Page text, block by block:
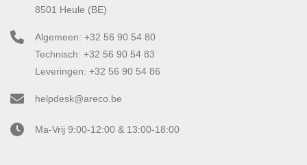
8501 Heule (BE)
Algemeen: +32 56 90 54 80
Technisch: +32 56 90 54 83
Leveringen: +32 56 90 54 86
helpdesk@areco.be
Ma-Vrij 9:00-12:00 & 13:00-18:00